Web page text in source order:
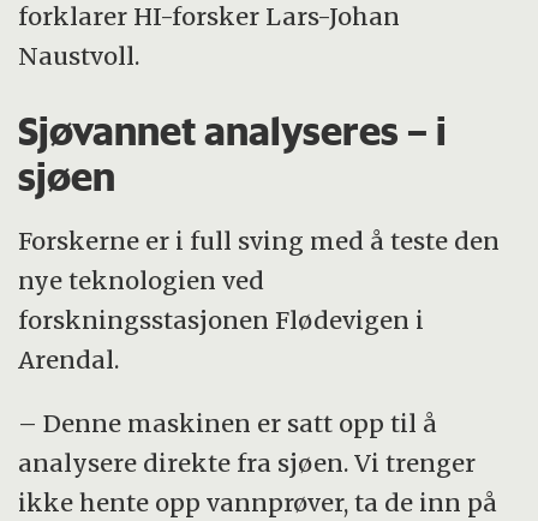
forklarer HI-forsker Lars-Johan
Naustvoll.
Sjøvannet analyseres – i
sjøen
Forskerne er i full sving med å teste den
nye teknologien ved
forskningsstasjonen Flødevigen i
Arendal.
– Denne maskinen er satt opp til å
analysere direkte fra sjøen. Vi trenger
ikke hente opp vannprøver, ta de inn på